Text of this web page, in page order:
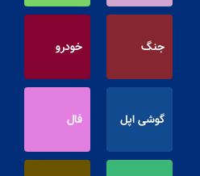
جنگ خودرو
گوشی اپل فال